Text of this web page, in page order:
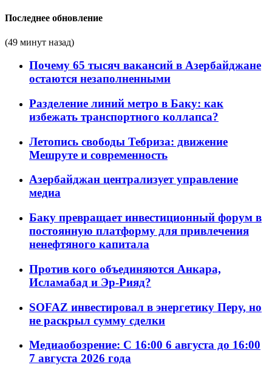
Последнее обновление
(49 минут назад)
Почему 65 тысяч вакансий в Азербайджане
остаются незаполненными
Разделение линий метро в Баку: как
избежать транспортного коллапса?
Летопись свободы Тебриза: движение
Мешруте и современность
Азербайджан централизует управление
медиа
Баку превращает инвестиционный форум в
постоянную платформу для привлечения
ненефтяного капитала
Против кого объединяются Анкара,
Исламабад и Эр-Рияд?
SOFAZ инвестировал в энергетику Перу, но
не раскрыл сумму сделки
Медиаобозрение: С 16:00 6 августа до 16:00
7 августа 2026 года